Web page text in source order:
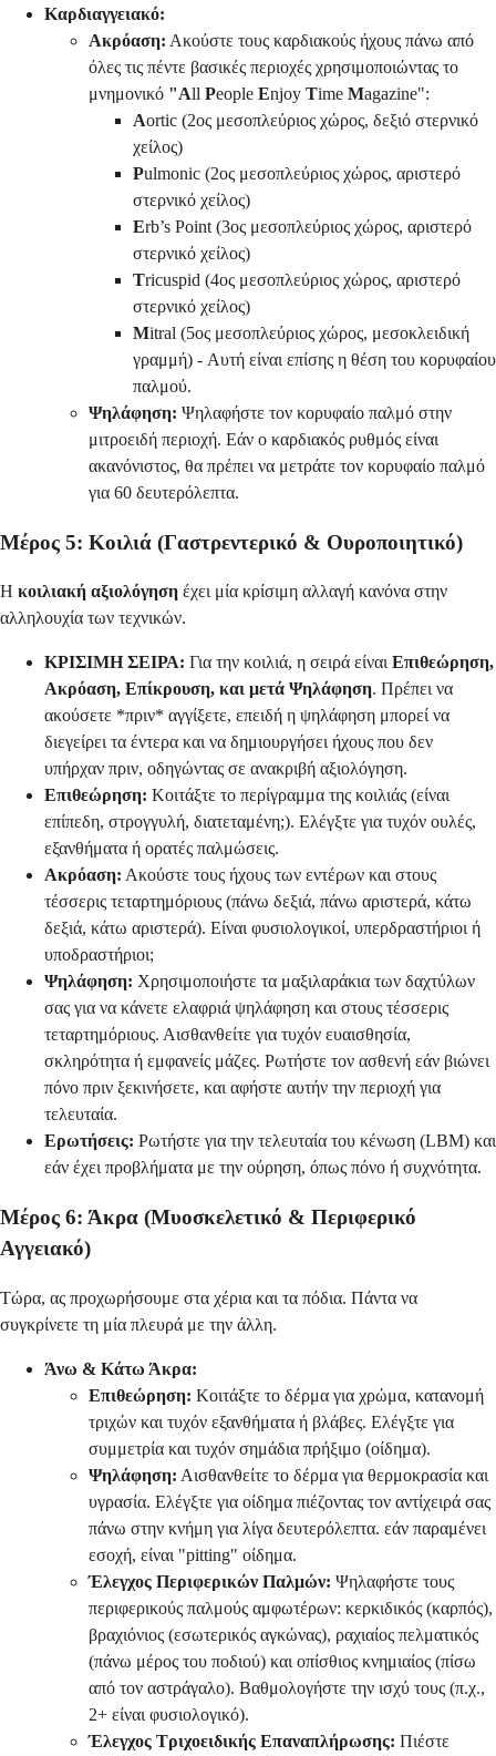
Καρδιαγγειακό:
Ακρόαση: Ακούστε τους καρδιακούς ήχους πάνω από
όλες τις πέντε βασικές περιοχές χρησιμοποιώντας το
μνημονικό "All People Enjoy Time Magazine":
Aortic (2ος μεσοπλεύριος χώρος, δεξιό στερνικό
χείλος)
Pulmonic (2ος μεσοπλεύριος χώρος, αριστερό
στερνικό χείλος)
Erb’s Point (3ος μεσοπλεύριος χώρος, αριστερό
στερνικό χείλος)
Tricuspid (4ος μεσοπλεύριος χώρος, αριστερό
στερνικό χείλος)
Mitral (5ος μεσοπλεύριος χώρος, μεσοκλειδική
γραμμή) - Αυτή είναι επίσης η θέση του κορυφαίου
παλμού.
Ψηλάφηση: Ψηλαφήστε τον κορυφαίο παλμό στην
μιτροειδή περιοχή. Εάν ο καρδιακός ρυθμός είναι
ακανόνιστος, θα πρέπει να μετράτε τον κορυφαίο παλμό
για 60 δευτερόλεπτα.
Μέρος 5: Κοιλιά (Γαστρεντερικό & Ουροποιητικό)
Η κοιλιακή αξιολόγηση έχει μία κρίσιμη αλλαγή κανόνα στην
αλληλουχία των τεχνικών.
ΚΡΙΣΙΜΗ ΣΕΙΡΑ: Για την κοιλιά, η σειρά είναιΕπιθεώρηση,
Ακρόαση, Επίκρουση, και μετά Ψηλάφηση. Πρέπει να
ακούσετε *πριν* αγγίξετε, επειδή η ψηλάφηση μπορεί να
διεγείρει τα έντερα και να δημιουργήσει ήχους που δεν
υπήρχαν πριν, οδηγώντας σε ανακριβή αξιολόγηση.
Επιθεώρηση: Κοιτάξτε το περίγραμμα της κοιλιάς (είναι
επίπεδη, στρογγυλή, διατεταμένη;). Ελέγξτε για τυχόν ουλές,
εξανθήματα ή ορατές παλμώσεις.
Ακρόαση: Ακούστε τους ήχους των εντέρων και στους
τέσσερις τεταρτημόριους (πάνω δεξιά, πάνω αριστερά, κάτω
δεξιά, κάτω αριστερά). Είναι φυσιολογικοί, υπερδραστήριοι ή
υποδραστήριοι;
Ψηλάφηση: Χρησιμοποιήστε τα μαξιλαράκια των δαχτύλων
σας για να κάνετε ελαφριά ψηλάφηση και στους τέσσερις
τεταρτημόριους. Αισθανθείτε για τυχόν ευαισθησία,
σκληρότητα ή εμφανείς μάζες. Ρωτήστε τον ασθενή εάν βιώνει
πόνο πριν ξεκινήσετε, και αφήστε αυτήν την περιοχή για
τελευταία.
Ερωτήσεις: Ρωτήστε για την τελευταία του κένωση (LBM) και
εάν έχει προβλήματα με την ούρηση, όπως πόνο ή συχνότητα.
Μέρος 6: Άκρα (Μυοσκελετικό & Περιφερικό
Αγγειακό)
Τώρα, ας προχωρήσουμε στα χέρια και τα πόδια. Πάντα να
συγκρίνετε τη μία πλευρά με την άλλη.
Άνω & Κάτω Άκρα:
Επιθεώρηση: Κοιτάξτε το δέρμα για χρώμα, κατανομή
τριχών και τυχόν εξανθήματα ή βλάβες. Ελέγξτε για
συμμετρία και τυχόν σημάδια πρήξιμο (οίδημα).
Ψηλάφηση: Αισθανθείτε το δέρμα για θερμοκρασία και
υγρασία. Ελέγξτε για οίδημα πιέζοντας τον αντίχειρά σας
πάνω στην κνήμη για λίγα δευτερόλεπτα. εάν παραμένει
εσοχή, είναι "pitting" οίδημα.
Έλεγχος Περιφερικών Παλμών: Ψηλαφήστε τους
περιφερικούς παλμούς αμφωτέρων: κερκιδικός (καρπός),
βραχιόνιος (εσωτερικός αγκώνας), ραχιαίος πελματικός
(πάνω μέρος του ποδιού) και οπίσθιος κνημιαίος (πίσω
από τον αστράγαλο). Βαθμολογήστε την ισχύ τους (π.χ.,
2+ είναι φυσιολογικό).
Έλεγχος Τριχοειδικής Επαναπλήρωσης: Πιέστε